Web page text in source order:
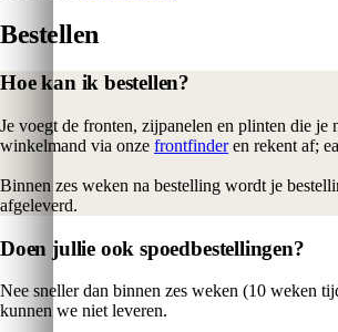
Bestellen
Hoe kan ik bestellen?
Je voegt de fronten, zijpanelen en plinten die je
winkelmand via onze frontfinder en rekent af;
Binnen zes weken na bestelling wordt je
afgeleverd.
Doen jullie ook spoedbestellingen?
Nee sneller dan binnen zes weken (10 weken
kunnen we niet leveren.